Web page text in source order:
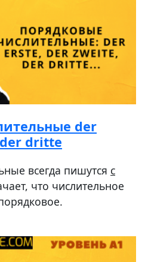
der
dritte
всегда пишутся с
что числительное